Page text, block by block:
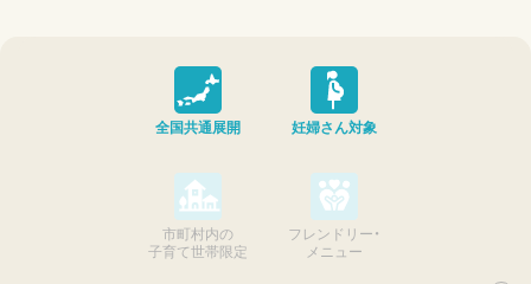
全国共通展開 妊婦さん対象
市町村内の
子育て世帯限定
フレンドリー・
メニュー